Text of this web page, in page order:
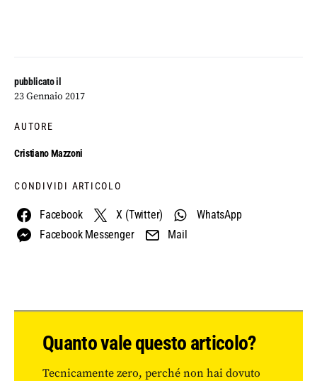
pubblicato il
23 Gennaio 2017
AUTORE
Cristiano Mazzoni
CONDIVIDI ARTICOLO
Facebook X (Twitter)
WhatsApp
Facebook Messenger
Mail
Quanto vale questo articolo?
Tecnicamente zero, perché non hai dovuto